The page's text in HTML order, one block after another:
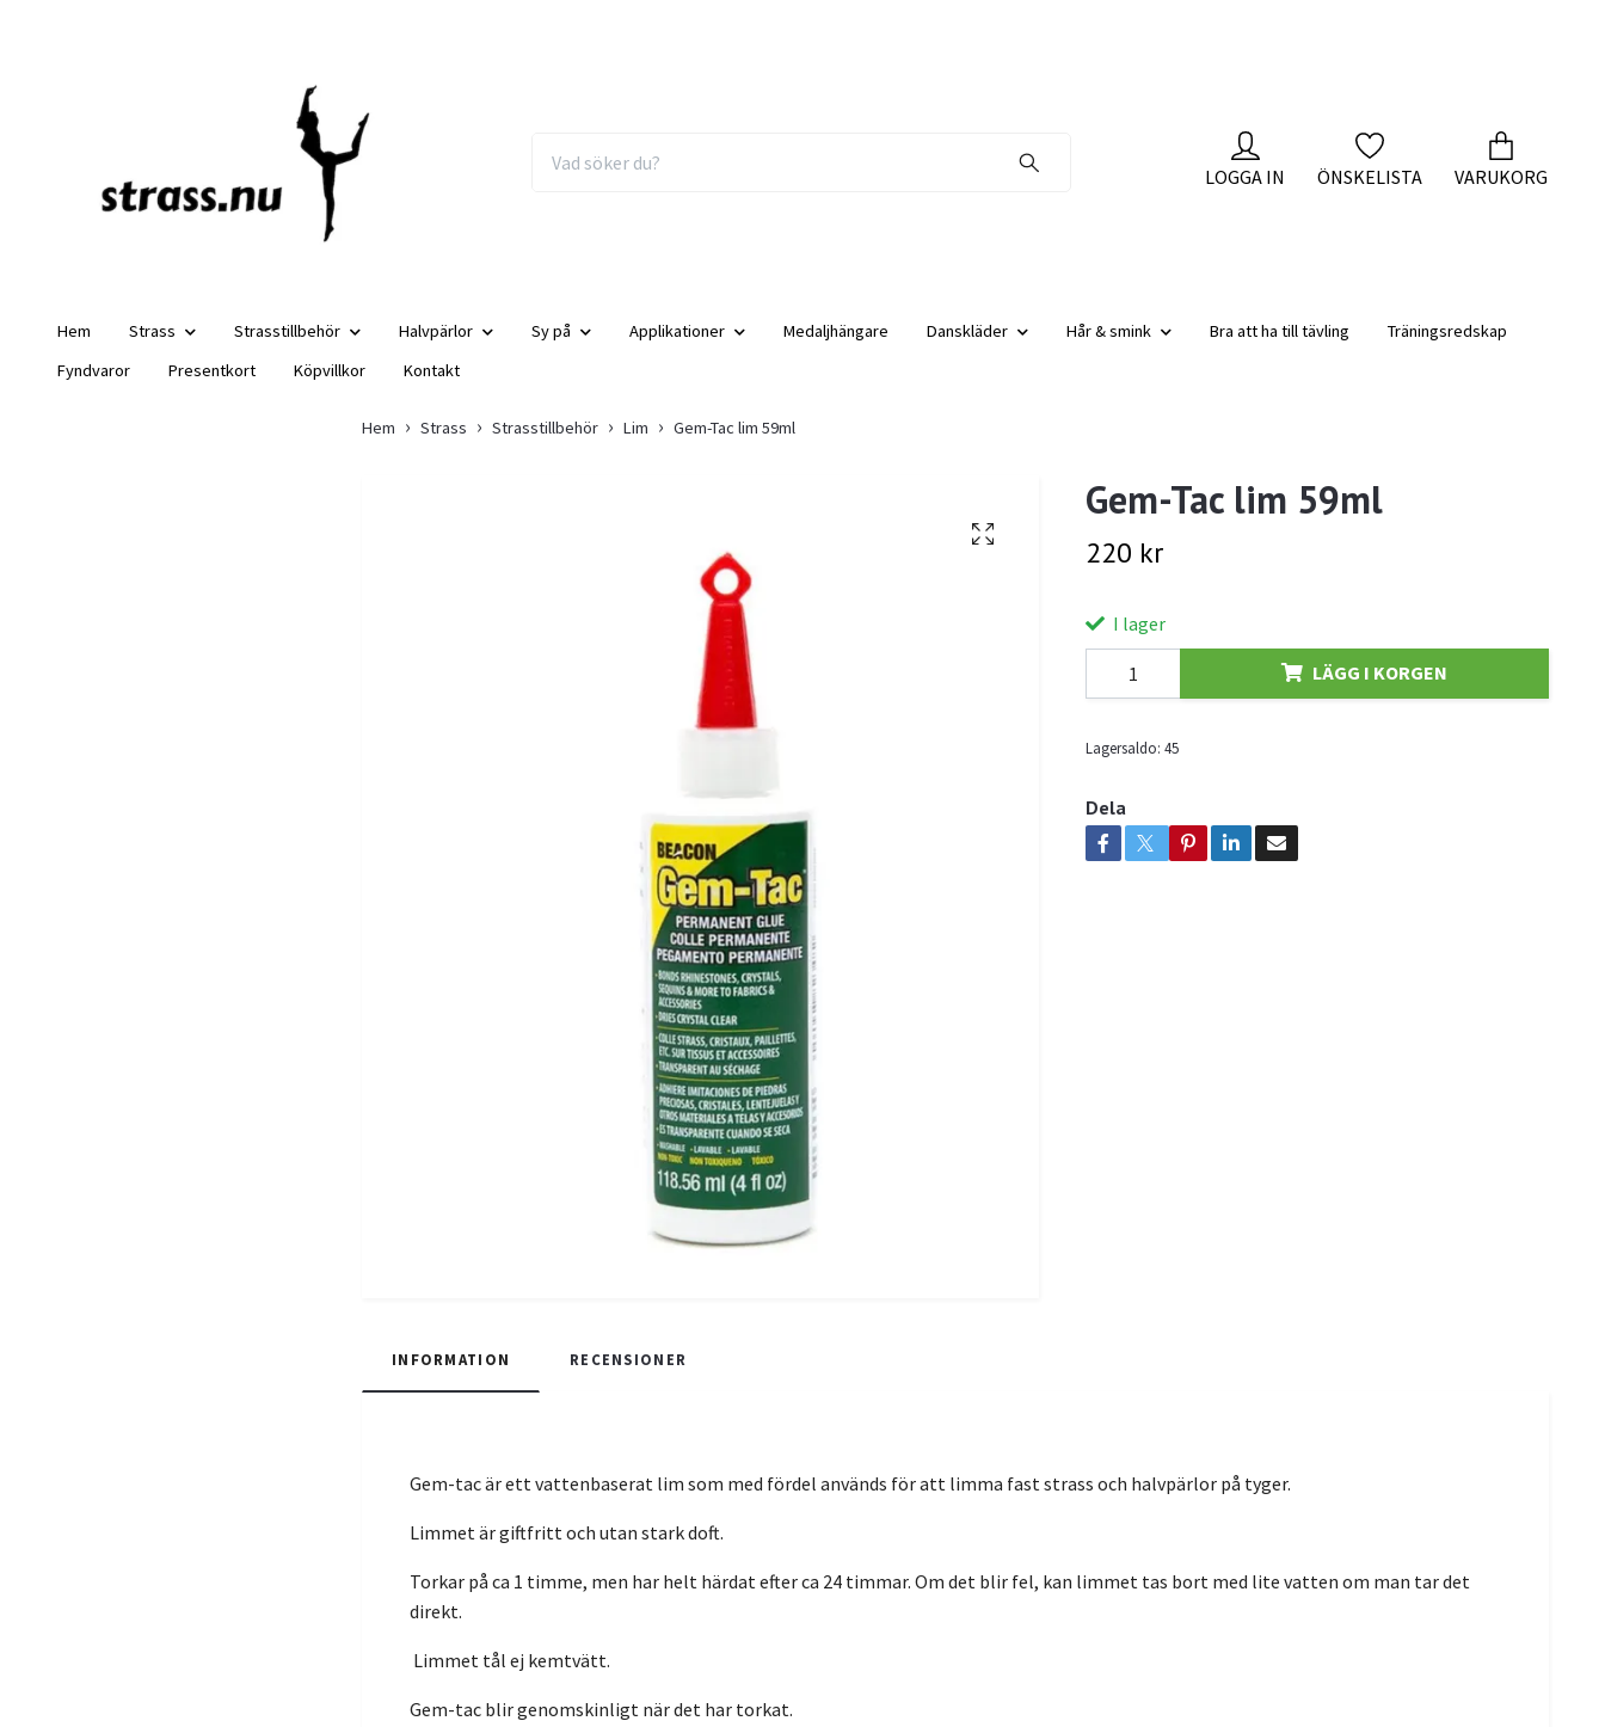
LOGGA IN ÖNSKELISTA VARUKORG
Hem Strass Strasstillbehör Halvpärlor Sy på Applikationer Medaljhängare Danskläder Hår & smink Bra att ha till tävling
Träningsredskap
Fyndvaror
Presentkort Köpvillkor Kontakt
Hem Strass Strasstillbehör Lim Gem-Tac lim 59ml
Gem-Tac lim 59ml
220 kr
I lager
LÄGG I KORGEN
Lagersaldo: 45
Dela
INFORMATION RECENSIONER
Gem-tac är ett vattenbaserat lim som med fördel används för att limma fast strass och halvpärlor på tyger.
Limmet är giftfritt och utan stark doft.
Torkar på ca 1 timme, men har helt härdat efter ca 24 timmar. Om det blir fel, kan limmet tas bort med lite vatten om man tar det
direkt.
Limmet tål ej kemtvätt.
Gem-tac blir genomskinligt när det har torkat.